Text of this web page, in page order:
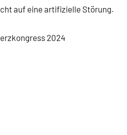
auf eine artifizielle Störung.
2024